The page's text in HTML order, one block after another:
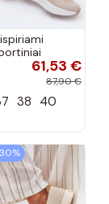
bateliai Kobbo
102425 smėlio
61,53 €
87,90 €
38 40